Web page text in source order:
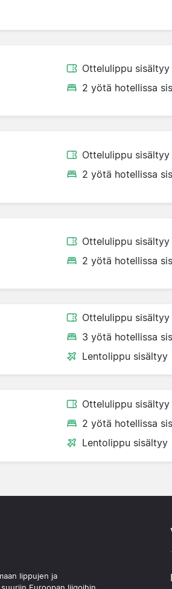
Ottelulippu sisältyy
2 yötä hotellissa
Ottelulippu sisältyy
2 yötä hotellissa
Ottelulippu sisältyy
2 yötä hotellissa
Ottelulippu sisältyy
3 yötä hotellissa
Lentolippu sisältyy
Ottelulippu sisältyy
2 yötä hotellissa
Lentolippu sisältyy
lippujen ja